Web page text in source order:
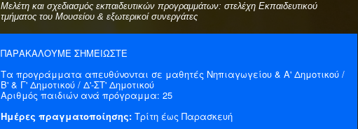
Μελέτη και σχεδιασμός εκπαιδευτικών προγραμμάτων: στελέχη Εκπαιδευτικού
τμήματος του Μουσείου & εξωτερικοί συνεργάτες
ΠΑΡΑΚΑΛΟΥΜΕ ΣΗΜΕΙΩΣΤΕ
Τα προγράμματα απευθύνονται σε μαθητές Νηπιαγωγείου & Α' Δημοτικού /
Β' & Γ' Δημοτικού / Δ'-ΣΤ' Δημοτικού
Αριθμός παιδιών ανά πρόγραμμα: 25
Ημέρες πραγματοποίησης: Τρίτη έως Παρασκευή